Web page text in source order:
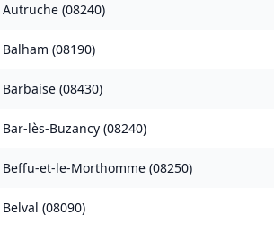
Autruche (08240)
Balham (08190)
Barbaise (08430)
Bar-lès-Buzancy (08240)
Beffu-et-le-Morthomme (08250)
Belval (08090)